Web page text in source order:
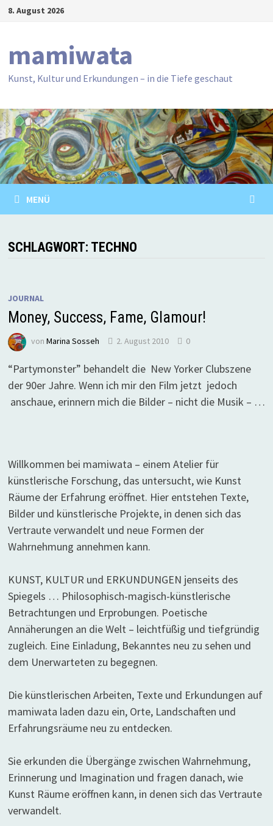
Zum8. August 2026
mamiwata
Kunst, Kultur und Erkundungen – in die Tiefe geschaut
MENÜ
SCHLAGWORT: TECHNO
JOURNAL
Money, Success, Fame, Glamour!
von Marina Sosseh 2. August 2010 0
“Partymonster” behandelt die New Yorker Clubszene
der 90er Jahre. Wenn ich mir den Film jetzt jedoch
anschaue, erinnern mich die Bilder – nicht die Musik – …
Willkommen bei mamiwata – einem Atelier für
künstlerische Forschung, das untersucht, wie Kunst
Räume der Erfahrung eröffnet. Hier entstehen Texte,
Bilder und künstlerische Projekte, in denen sich das
Vertraute verwandelt und neue Formen der
Wahrnehmung annehmen kann.
KUNST, KULTUR und ERKUNDUNGEN jenseits des
Spiegels … Philosophisch-magisch-künstlerische
Betrachtungen und Erprobungen. Poetische
Annäherungen an die Welt – leichtfüßig und tiefgründig
zugleich. Eine Einladung, Bekanntes neu zu sehen und
dem Unerwarteten zu begegnen.
Die künstlerischen Arbeiten, Texte und Erkundungen auf
mamiwata laden dazu ein, Orte, Landschaften und
Erfahrungsräume neu zu entdecken.
Sie erkunden die Übergänge zwischen Wahrnehmung,
Erinnerung und Imagination und fragen danach, wie
Kunst Räume eröffnen kann, in denen sich das Vertraute
verwandelt.